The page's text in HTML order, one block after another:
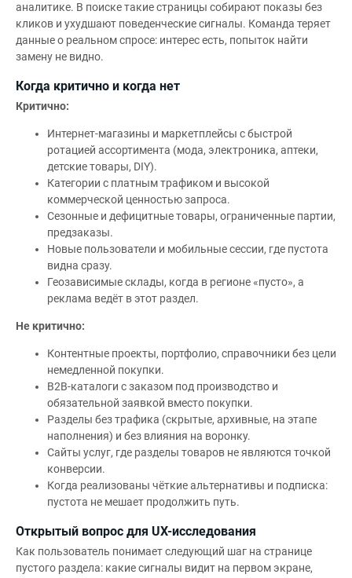
аналитике. В поиске такие страницы собирают показы без
кликов и ухудшают поведенческие сигналы. Команда теряет
данные о реальном спросе: интерес есть, попыток найти
замену не видно.
Когда критично и когда нет
Критично:
Интернет-магазины и маркетплейсы с быстрой
ротацией ассортимента (мода, электроника, аптеки,
детские товары, DIY).
Категории с платным трафиком и высокой
коммерческой ценностью запроса.
Сезонные и дефицитные товары, ограниченные партии,
предзаказы.
Новые пользователи и мобильные сессии, где пустота
видна сразу.
Геозависимые склады, когда в регионе «пусто», а
реклама ведёт в этот раздел.
Не критично:
Контентные проекты, портфолио, справочники без цели
немедленной покупки.
B2B-каталоги с заказом под производство и
обязательной заявкой вместо покупки.
Разделы без трафика (скрытые, архивные, на этапе
наполнения) и без влияния на воронку.
Сайты услуг, где разделы товаров не являются точкой
конверсии.
Когда реализованы чёткие альтернативы и подписка:
пустота не мешает продолжить путь.
Открытый вопрос для UX-исследования
Как пользователь понимает следующий шаг на странице
пустого раздела: какие сигналы видит на первом экране,